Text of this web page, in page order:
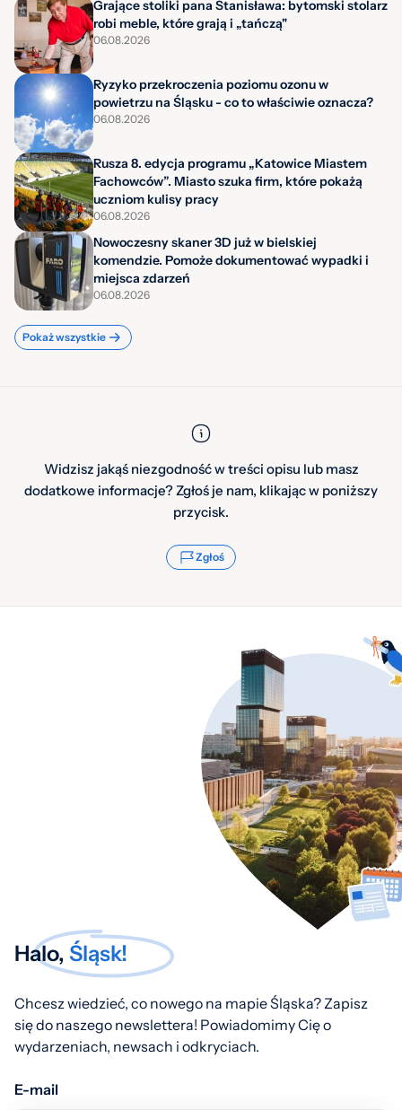
Grające stoliki pana Stanisława: bytomski stolarz
robi meble, które grają i „tańczą"
06.08.2026
Ryzyko przekroczenia poziomu ozonu w
powietrzu na Śląsku - co to właściwie oznacza?
06.08.2026
Rusza 8. edycja programu „Katowice Miastem
Fachowców”. Miasto szuka firm, które pokażą
uczniom kulisy pracy
06.08.2026
Nowoczesny skaner 3D już w bielskiej
komendzie. Pomoże dokumentować wypadki i
miejsca zdarzeń
06.08.2026
Pokaż wszystkie
Widzisz jakąś niezgodność w treści opisu lub masz
dodatkowe informacje? Zgłoś je nam, klikając w poniższy
przycisk.
Zgłoś
Halo, Śląsk!
Chcesz wiedzieć, co nowego na mapie Śląska? Zapisz
się do naszego newslettera! Powiadomimy Cię o
wydarzeniach, newsach i odkryciach.
E-mail